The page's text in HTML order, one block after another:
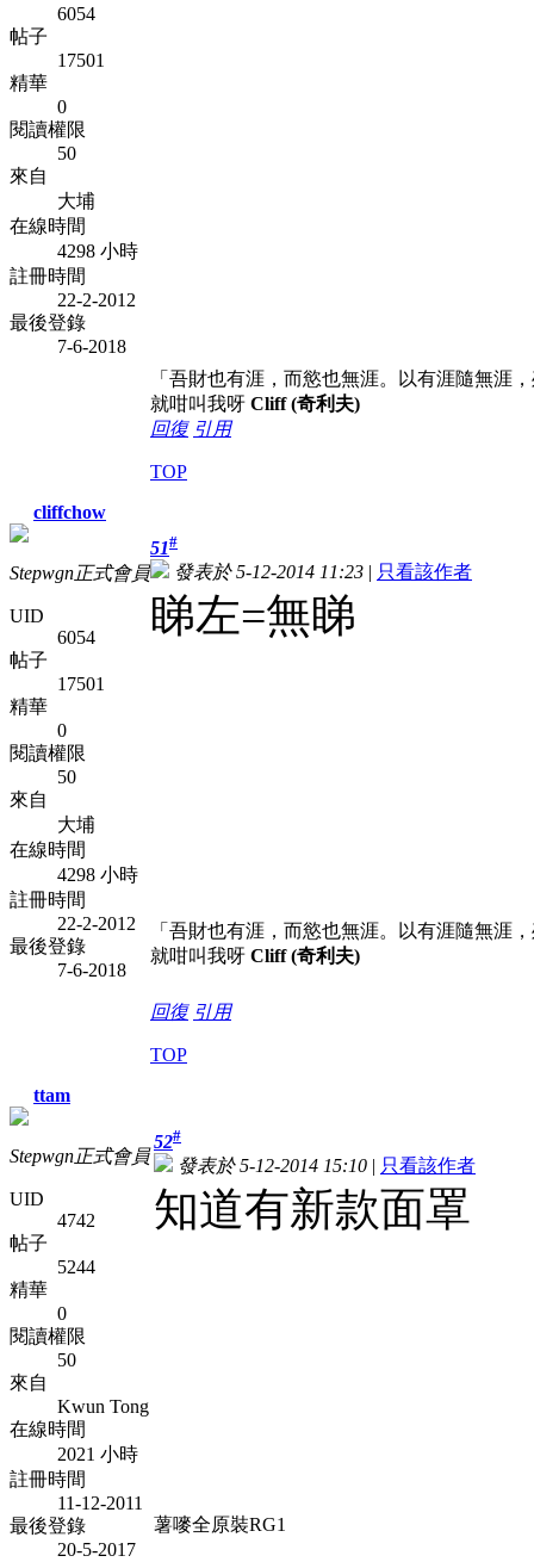
6054
帖子
17501
精華
0
閱讀權限
50
來自
大埔
在線時間
4298 小時
註冊時間
22-2-2012
最後登錄
7-6-2018
「吾財也有涯，而慾也無涯。以有涯隨無涯
就咁叫我呀 Cliff (奇利夫)
回復 引用
TOP
cliffchow
Stepwgn正式會員
UID
6054
帖子
17501
精華
0
閱讀權限
50
來自
大埔
在線時間
4298 小時
註冊時間
22-2-2012
最後登錄
7-6-2018
51#
發表於 5-12-2014 11:23 | 只看該作者
睇左=無睇
「吾財也有涯，而慾也無涯。以有涯隨無涯
就咁叫我呀 Cliff (奇利夫)
回復 引用
TOP
ttam
Stepwgn正式會員
UID
4742
帖子
5244
精華
0
閱讀權限
50
來自
Kwun Tong
在線時間
2021 小時
註冊時間
11-12-2011
最後登錄
20-5-2017
52#
發表於 5-12-2014 15:10 | 只看該作者
知道有新款面罩
薯嘜全原裝RG1